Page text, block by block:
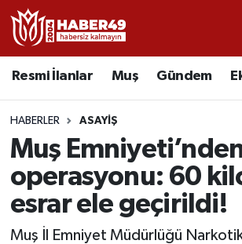
Resmi İlanlar Muş Gündem
HABERLER ASAYIŞ
Muş
operasyonu: 60
esrar ele geçirildi!
Muş İl Emniyet Müdürlüğü
Resmi İlanlar
Asayiş
Bölge
Eğitim
Uşak Nöbetçi Eczaneler
Uşak Hava Durumu
Uşak Namaz Vakitleri
Uşak Trafik Yoğunluk Haritası
TFF 2.Lig Kırmızı Grup Puan